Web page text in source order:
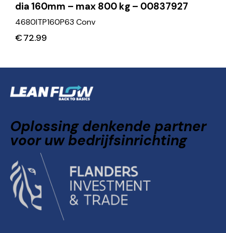
dia 160mm – max 800 kg – 00837927
4680ITP160P63 Conv
€72.99
Oplossing denkende partner
voor uw bedrijfsinrichting